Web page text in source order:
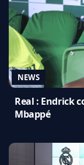
NEWS
Real : Endrick
Mbappé